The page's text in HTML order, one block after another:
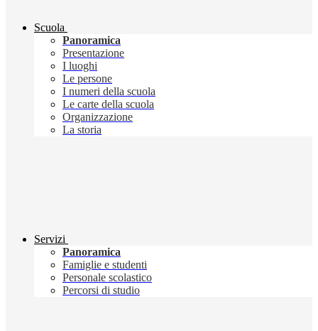
Scuola
Panoramica
Presentazione
I luoghi
Le persone
I numeri della scuola
Le carte della scuola
Organizzazione
La storia
Servizi
Panoramica
Famiglie e studenti
Personale scolastico
Percorsi di studio